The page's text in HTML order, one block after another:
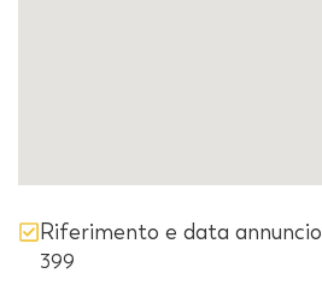
Riferimento e data annuncio
399